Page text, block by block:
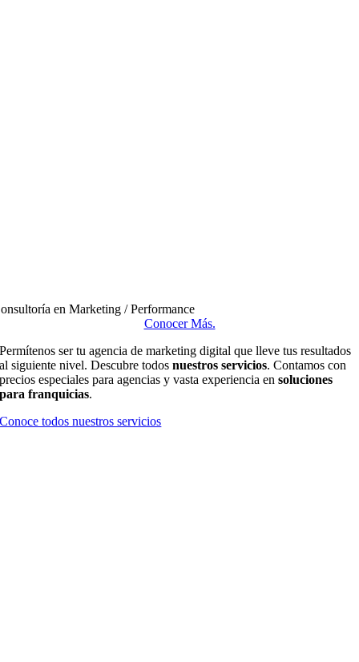
en Marketing / Performance
Conocer Más.
Permítenos ser tu agencia de marketing digital que lleve tus resultados
al siguiente nivel. Descubre todosnuestros servicios. Contamos con
precios especiales para agencias y vasta experiencia ensoluciones
para franquicias.
Conoce todos nuestros servicios